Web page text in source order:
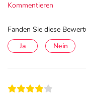
Kommentieren
Fanden Sie diese
Ja
Nein